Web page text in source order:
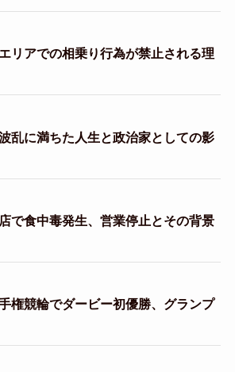
リアでの相乗り行為が禁止される理
乱に満ちた人生と政治家としての影
で食中毒発生、営業停止とその背景
権競輪でダービー初優勝、グランプ